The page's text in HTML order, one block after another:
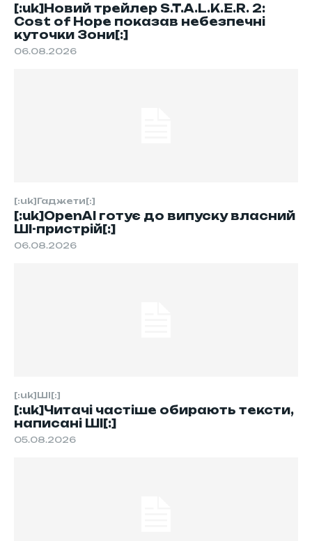
[:uk]Новий трейлер S.T.A.L.K.E.R. 2:
Cost of Hope показав небезпечні
куточки Зони[:]
06.08.2026
[:uk]Гаджети[:]
[:uk]OpenAI готує до випуску власний
ШІ-пристрій[:]
06.08.2026
[:uk]ШІ[:]
[:uk]Читачі частіше обирають тексти,
написані ШІ[:]
05.08.2026